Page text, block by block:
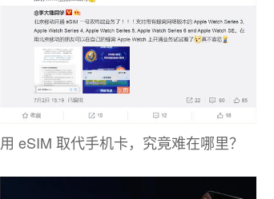
用 eSIM 取代手机卡，究竟难在哪里？